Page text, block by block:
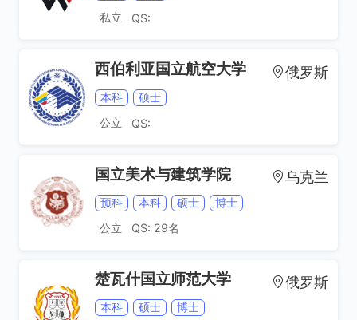
私立
QS:
西伯利亚国立航空大学 俄罗斯
本科
硕士
公立
QS:
国立美术与建筑学院 乌克兰
预科 本科 硕士
博士
公立
QS: 29名
楚瓦什国立师范大学 俄罗斯
本科 硕士 博士